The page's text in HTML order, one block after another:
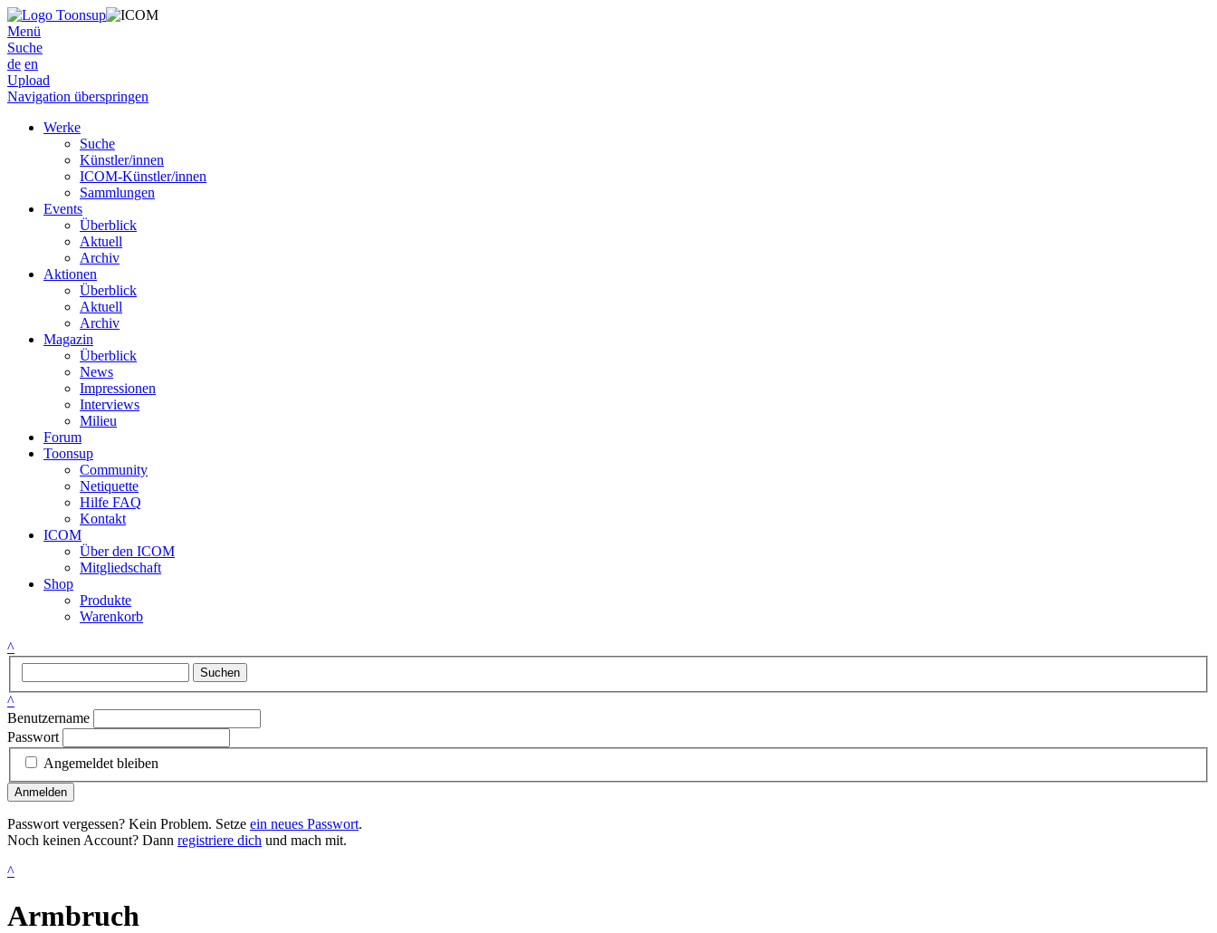
Menü
Suche
de en
Upload
Navigation überspringen
Werke
Suche
Künstler/innen
ICOM-Künstler/innen
Sammlungen
Events
Überblick
Aktuell
Archiv
Aktionen
Überblick
Aktuell
Archiv
Magazin
Überblick
News
Impressionen
Interviews
Milieu
Forum
Toonsup
Community
Netiquette
Hilfe FAQ
Kontakt
ICOM
Über den ICOM
Mitgliedschaft
Shop
Produkte
Warenkorb
^
Suchen
^
Benutzername
Passwort
Angemeldet bleiben
Anmelden
Passwort vergessen? Kein Problem. Setze ein neues Passwort.
Noch keinen Account? Dann registriere dich und mach mit.
^
Armbruch